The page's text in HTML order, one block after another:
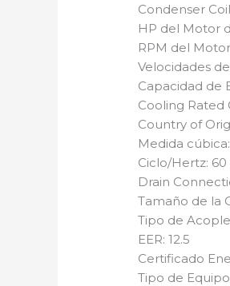
Condenser
HP del Motor
RPM del
Velocidades
Capacidad de
Cooling Rated
Country of
Medida
Ciclo/Hertz: 60
Drain
Tamaño de la
Tipo de
EER: 12.5
Certificado
Tipo de